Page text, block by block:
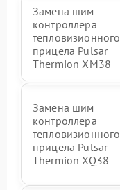
Замена шим
контроллера
тепловизионного
прицела Pulsar
Thermion XM38
Замена шим
контроллера
тепловизионного
прицела Pulsar
Thermion XQ38